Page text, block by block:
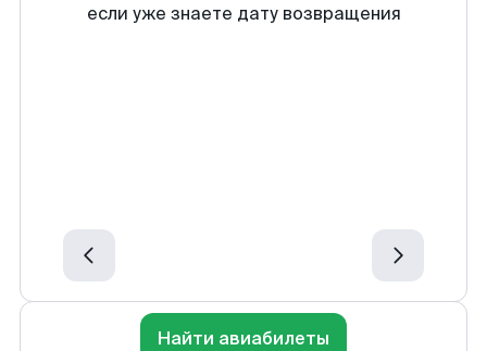
если уже знаете дату возвращения
Найти авиабилеты